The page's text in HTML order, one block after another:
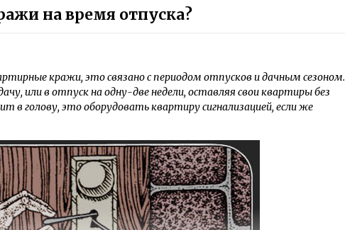
на время отпуска?
кражи, это связано с периодом отпусков и дачным сезоном.
или в отпуск на одну-две недели, оставляя свои квартиры без
в голову, это оборудовать квартиру сигнализацией, если же